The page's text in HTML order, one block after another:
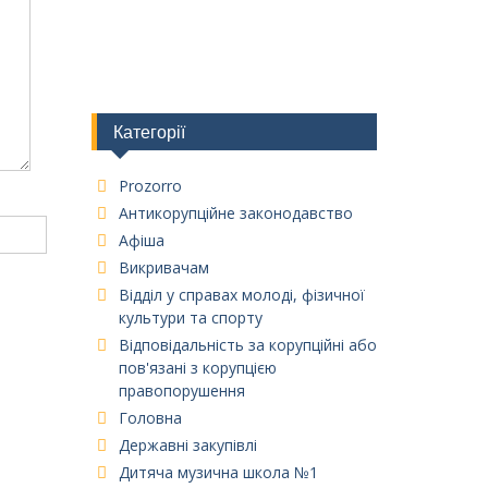
Категорії
Prozorro
Антикорупційне законодавство
Афіша
Викривачам
Відділ у справах молоді, фізичної
культури та спорту
Відповідальність за корупційні або
пов'язані з корупцією
правопорушення
Головна
Державні закупівлі
Дитяча музична школа №1